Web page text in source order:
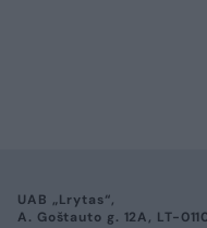
UAB „Lrytas“,
A. Goštauto g. 12A, LT-